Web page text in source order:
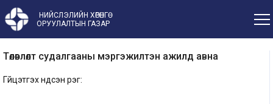
НИЙСЛЭЛИЙН ХӨРӨНГӨ
ОРУУЛАЛТЫН ГАЗАР
Төлөвлөлт судалгааны мэргэжилтэн ажилд авна
Гүйцэтгэх үндсэн үүрэг: